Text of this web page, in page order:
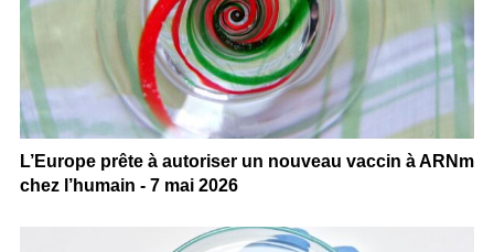
L’Europe prête à autoriser un nouveau vaccin à ARNm
chez l’humain - 7 mai 2026